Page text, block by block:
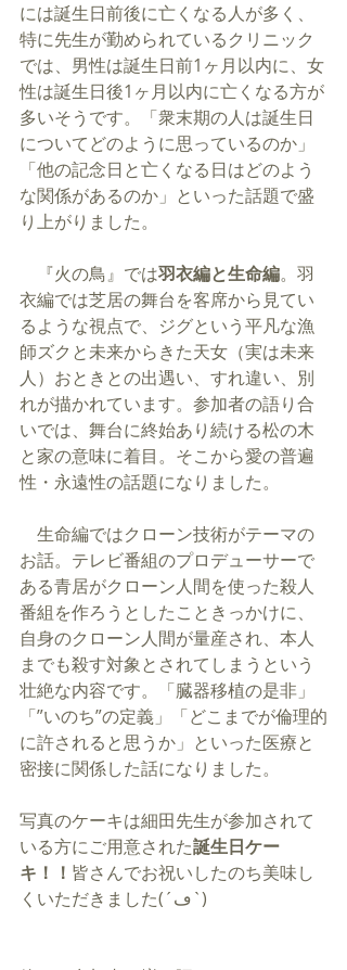
には誕生日前後に亡くなる人が多く、
特に先生が勤められているクリニック
では、男性は誕生日前1ヶ月以内に、女
性は誕生日後1ヶ月以内に亡くなる方が
多いそうです。「衆末期の人は誕生日
についてどのように思っているのか」
「他の記念日と亡くなる日はどのよう
な関係があるのか」といった話題で盛
り上がりました。
『火の鳥』では羽衣編と生命編。羽
衣編では芝居の舞台を客席から見てい
るような視点で、ジグという平凡な漁
師ズクと未来からきた天女（実は未来
人）おときとの出遇い、すれ違い、別
れが描かれています。参加者の語り合
いでは、舞台に終始あり続ける松の木
と家の意味に着目。そこから愛の普遍
性・永遠性の話題になりました。
生命編ではクローン技術がテーマの
お話。テレビ番組のプロデューサーで
ある青居がクローン人間を使った殺人
番組を作ろうとしたこときっかけに、
自身のクローン人間が量産され、本人
までも殺す対象とされてしまうという
壮絶な内容です。「臓器移植の是非」
「”いのち”の定義」「どこまでが倫理的
に許されると思うか」といった医療と
密接に関係した話になりました。
写真のケーキは細田先生が参加されて
いる方にご用意された誕生日ケー
キ！！ 皆さんでお祝いしたのち美味し
くいただきました(´ڡ`)